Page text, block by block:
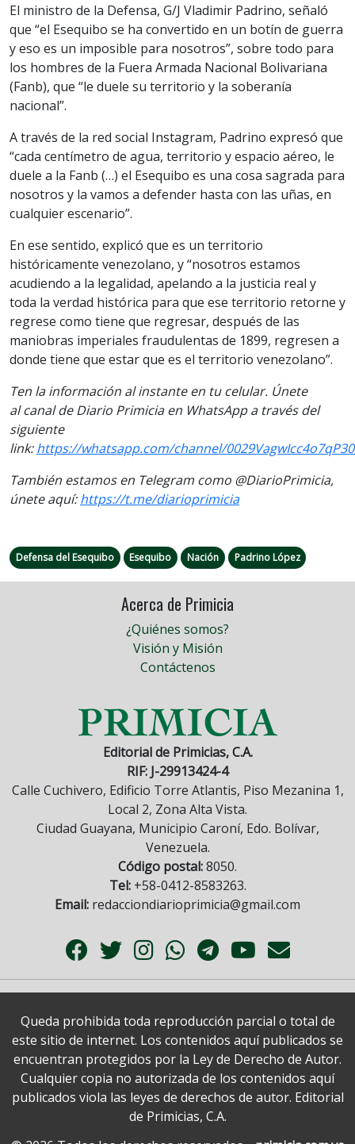
El ministro de la Defensa, G/J Vladimir Padrino, señaló
que “el Esequibo se ha convertido en un botín de guerra
y eso es un imposible para nosotros”, sobre todo para
los hombres de la Fuera Armada Nacional Bolivariana
(Fanb), que “le duele su territorio y la soberanía
nacional”.
A través de la red social Instagram, Padrino expresó que
“cada centímetro de agua, territorio y espacio aéreo, le
duele a la Fanb (…) el Esequibo es una cosa sagrada para
nosotros y la vamos a defender hasta con las uñas, en
cualquier escenario”.
En ese sentido, explicó que es un territorio
históricamente venezolano, y “nosotros estamos
acudiendo a la legalidad, apelando a la justicia real y
toda la verdad histórica para que ese territorio retorne y
regrese como tiene que regresar, después de las
maniobras imperiales fraudulentas de 1899, regresen a
donde tiene que estar que es el territorio venezolano”.
Ten la información al instante en tu celular. Únete
al canal de Diario Primicia en WhatsApp a través del
siguiente
link:https://whatsapp.com/channel/
También estamos en Telegram como @DiarioPrimicia,
únete aquí:https://t.me/diarioprimicia
Defensa del Esequibo Esequibo Nación Padrino López
Acerca de Primicia
¿Quiénes somos?
Visión y Misión
Contáctenos
Editorial de Primicias, C.A.
RIF: J-29913424-4
Calle Cuchivero, Edificio Torre Atlantis, Piso Mezanina 1,
Local 2, Zona Alta Vista.
Ciudad Guayana, Municipio Caroní, Edo. Bolívar,
Venezuela.
Código postal:8050.
Tel:+58-0412-8583263.
Email: redacciondiarioprimicia@gmail.com
Queda prohibida toda reproducción parcial o total de
este sitio de internet. Los contenidos aquí publicados se
encuentran protegidos por la Ley de Derecho de Autor.
Cualquier copia no autorizada de los contenidos aquí
publicados viola las leyes de derechos de autor. Editorial
de Primicias, C.A.